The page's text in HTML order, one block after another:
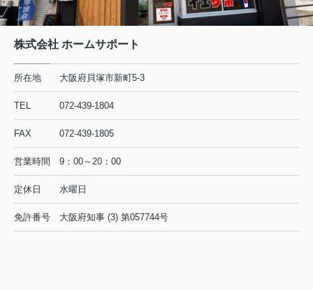
株式会社 ホームサポート
所在地 大阪府貝塚市新町5-3
TEL 072-439-1804
FAX 072-439-1805
営業時間 9：00～20：00
定休日 水曜日
免許番号 大阪府知事 (3) 第057744号